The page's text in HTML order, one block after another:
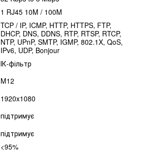
1 RJ45 10M / 100M
TCP / IP, ICMP, HTTP, HTTPS, FTP,
DHCP, DNS, DDNS, RTP, RTSP, RTCP,
NTP, UPnP, SMTP, IGMP, 802.1X, QoS,
IPv6, UDP, Bonjour
ІК-фільтр
M12
1920x1080
підтримує
підтримує
<95%